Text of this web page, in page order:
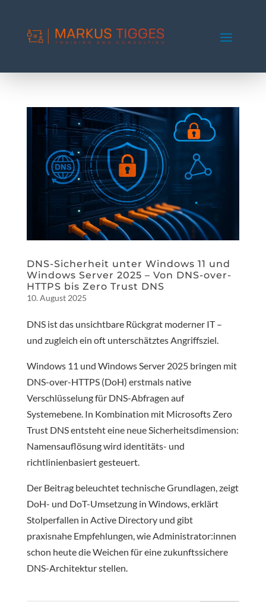
DNS-Sicherheit unter Windows 11 und
Windows Server 2025 – Von DNS-over-
HTTPS bis Zero Trust DNS
10. August 2025
DNS ist das unsichtbare Rückgrat moderner IT –
und zugleich ein oft unterschätztes Angriffsziel.
Windows 11 und Windows Server 2025 bringen mit
DNS-over-HTTPS (DoH) erstmals native
Verschlüsselung für DNS-Abfragen auf
Systemebene. In Kombination mit Microsofts Zero
Trust DNS entsteht eine neue Sicherheitsdimension:
Namensauflösung wird identitäts- und
richtlinienbasiert gesteuert.
Der Beitrag beleuchtet technische Grundlagen, zeigt
DoH- und DoT-Umsetzung in Windows, erklärt
Stolperfallen in Active Directory und gibt
praxisnahe Empfehlungen, wie Administrator:innen
schon heute die Weichen für eine zukunftssichere
DNS-Architektur stellen.